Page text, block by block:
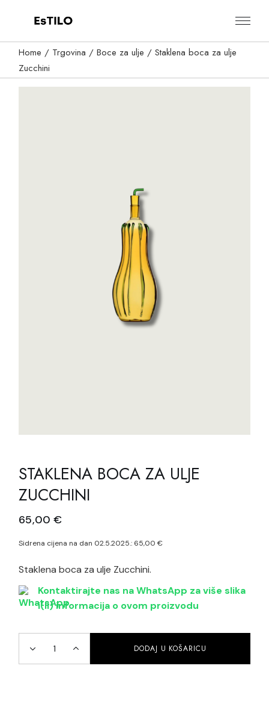
Home Trgovina Boce za ulje
Staklena boca za ulje
Zucchini
STAKLENA BOCA ZA ULJE
ZUCCHINI
65,00 €
Sidrena cijena na dan 02.5.2025.: 65,00€
Staklena boca za ulje Zucchini.
Kontaktirajte nas na WhatsApp za više slika
i(li) informacija o ovom proizvodu
Staklena boca za ulje Zucchini quantity
DODAJ U KOŠARICU